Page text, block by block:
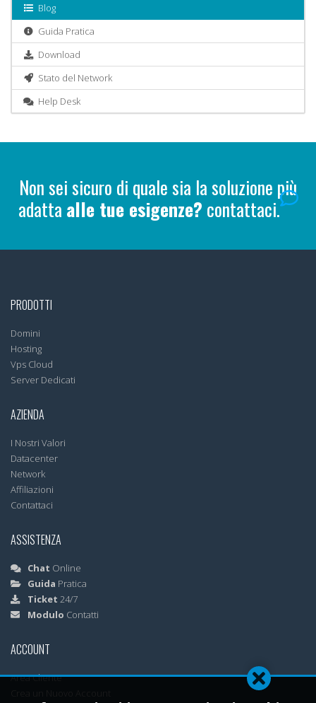
Blog
Guida Pratica
Download
Stato del Network
Help Desk
Non sei sicuro di quale sia la soluzione più
adatta alle tue esigenze? contattaci.
PRODOTTI
Domini
Hosting
Vps Cloud
Server Dedicati
AZIENDA
I Nostri Valori
Datacenter
Network
Affiliazioni
Contattaci
ASSISTENZA
Chat Online
Guida Pratica
Ticket 24/7
Modulo Contatti
ACCOUNT
Area Cliente